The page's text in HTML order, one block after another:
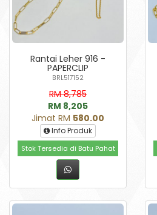
Rantai Leher 916 -
PAPERCLIP
BRL517152
RM 8,785
RM 8,205
Jimat RM 580.00
Info Produk
Stok Tersedia di Batu Pahat